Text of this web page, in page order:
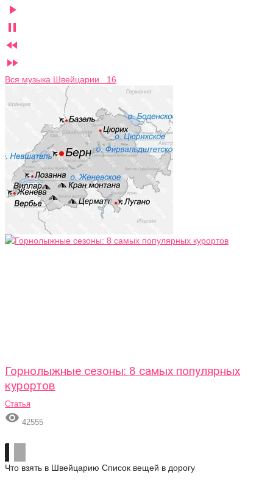




Вся музыка Швейцарии 16
Горнолыжные сезоны: 8 самых популярных
курортов
Статья
 42555
Что взять в Швейцарию Список вещей в дорогу